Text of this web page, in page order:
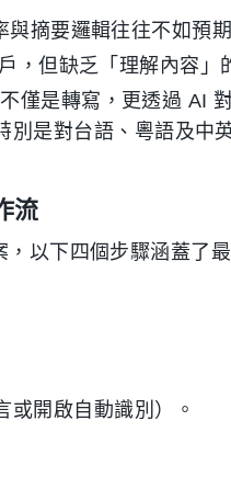
摘要邏輯往往不如預
，但缺乏「理解內容」
僅是轉寫，更透過 AI
是對台語、粵語及中
流
以下四個步驟涵蓋了
或開啟自動識別）。